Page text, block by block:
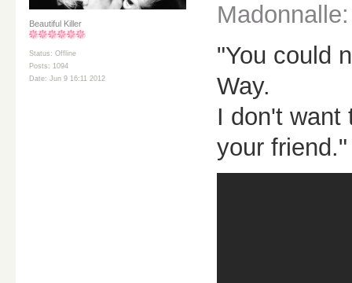
Beautiful Killer
Status: Offline
Posts: 1094
Date: Jun 9 16:11 2012
Madonnalle:
"You could
Way.
I don't want
your friend."